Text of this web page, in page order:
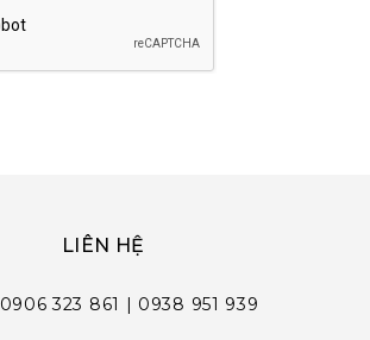
LIÊN HỆ
0906 323 861 | 0938 951 939